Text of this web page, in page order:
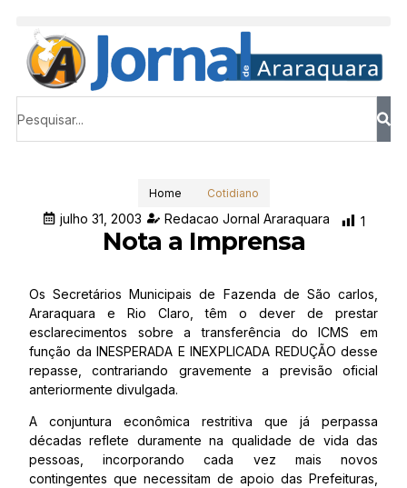
Home Cotidiano
julho 31, 2003 Redacao Jornal Araraquara 1
Nota a Imprensa
Os Secretários Municipais de Fazenda de São carlos,
Araraquara e Rio Claro, têm o dever de prestar
esclarecimentos sobre a transferência do ICMS em
função da INESPERADA E INEXPLICADA REDUÇÃO desse
repasse, contrariando gravemente a previsão oficial
anteriormente divulgada.
A conjuntura econômica restritiva que já perpassa
décadas reflete duramente na qualidade de vida das
pessoas, incorporando cada vez mais novos
contingentes que necessitam de apoio das Prefeituras,